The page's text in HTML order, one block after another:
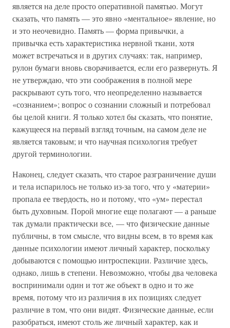
является на деле просто оперативной памятью. Могут
сказать, что память — это явно «ментальное» явление, но
и это неочевидно. Память — форма привычки, а
привычка есть характеристика нервной ткани, хотя
может встречаться и в других случаях: так, например,
рулон бумаги вновь сворачивается, если его развернуть. Я
не утверждаю, что эти соображения в полной мере
раскрывают суть того, что неопределенно называется
«сознанием»; вопрос о сознании сложный и потребовал
бы целой книги. Я только хотел бы сказать, что понятие,
кажущееся на первый взгляд точным, на самом деле не
является таковым; и что научная психология требует
другой терминологии.
Наконец, следует сказать, что старое разграничение души
и тела испарилось не только из-за того, что у «материи»
пропала ее твердость, но и потому, что «ум» перестал
быть духовным. Порой многие еще полагают — а раньше
так думали практически все, — что физические данные
публичны, в том смысле, что видны всем, в то время как
данные психологии имеют личный характер, поскольку
добываются с помощью интроспекции. Различие здесь,
однако, лишь в степени. Невозможно, чтобы два человека
воспринимали один и тот же объект в одно и то же
время, потому что из различия в их позициях следует
различие в том, что они видят. Физические данные, если
разобраться, имеют столь же личный характер, как и